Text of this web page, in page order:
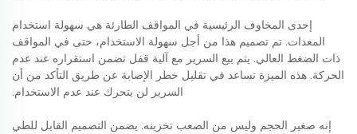
إحدى المخاوف الرئيسية في المواقف الطارئة هي سهولة استخدام
المعدات. تم تصميم هذا من أجل سهولة الاستخدام، حتى في المواقف
ذات الضغط العالي. يتم بيع السرير مع آلية قفل تضمن استقراره عند عدم
الحركة. هذه الميزة تساعد في تقليل خطر الإصابة عن طريق التأكد من أن
السرير لن يتحرك عند عدم الاستخدام.
إنه صغير الحجم وليس من الصعب تخزينه. يضمن التصميم القابل للطي